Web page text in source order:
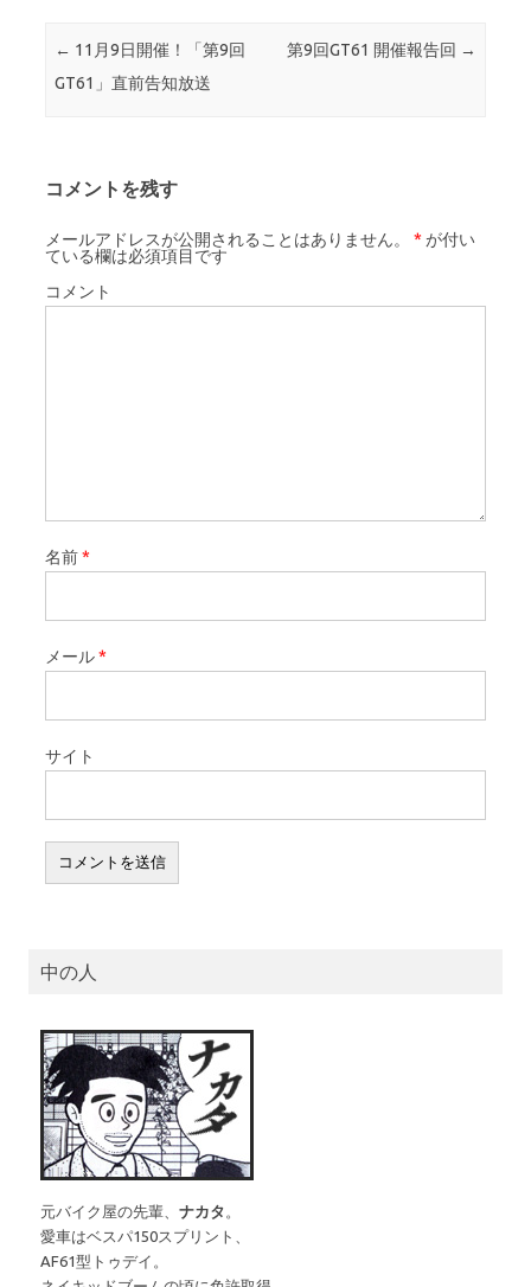
投稿ナビゲーション
← 11月9日開催！「第9回
GT61」直前告知放送
第9回GT61 開催報告回 →
コメントを残す
メールアドレスが公開されることはありません。 * が付い
ている欄は必須項目です
コメント
名前*
メール*
サイト
中の人
元バイク屋の先輩、 ナカタ 。
愛車はベスパ150スプリント、
AF61型トゥデイ。